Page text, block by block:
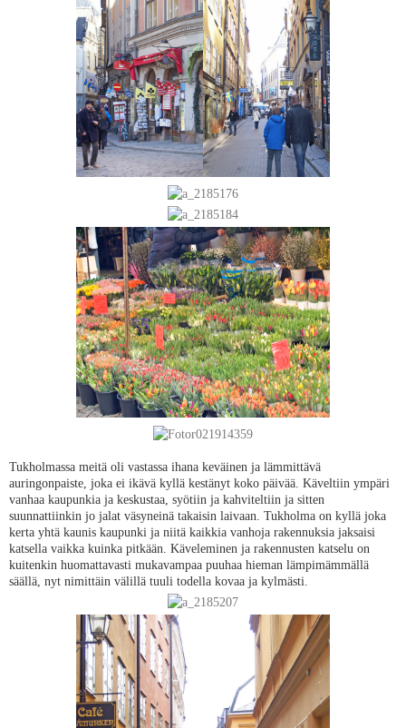
Tukholmassa meitä oli vastassa ihana keväinen ja lämmittävä
auringonpaiste, joka ei ikävä kyllä kestänyt koko päivää. Käveltiin ympäri
vanhaa kaupunkia ja keskustaa, syötiin ja kahviteltiin ja sitten
suunnattiinkin jo jalat väsyneinä takaisin laivaan. Tukholma on kyllä joka
kerta yhtä kaunis kaupunki ja niitä kaikkia vanhoja rakennuksia jaksaisi
katsella vaikka kuinka pitkään. Käveleminen ja rakennusten katselu on
kuitenkin huomattavasti mukavampaa puuhaa hieman lämpimämmällä
säällä, nyt nimittäin välillä tuuli todella kovaa ja kylmästi.